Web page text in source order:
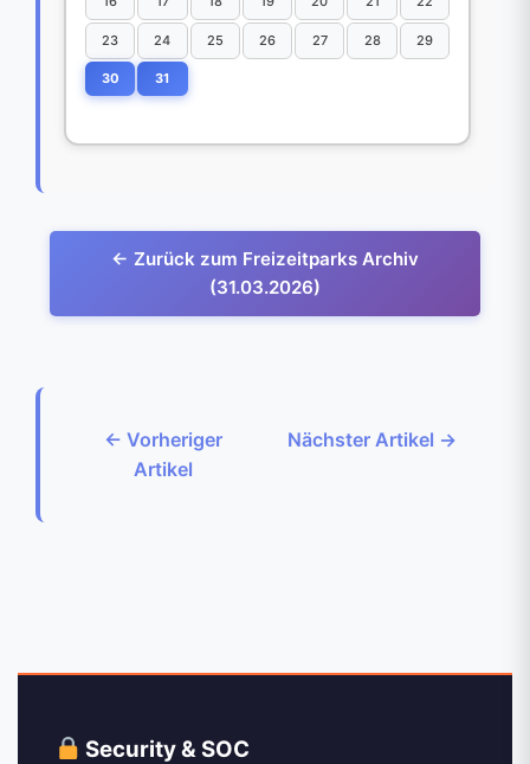
23 24 25 26 27 28 29
30 31
← Zurück zum Freizeitparks Archiv
(31.03.2026)
← Vorheriger
Artikel
Nächster Artikel →
Security & SOC